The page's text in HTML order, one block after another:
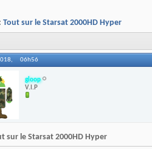
Tout sur le Starsat 2000HD Hyper
06h56
gloop
V.I.P
sur le Starsat 2000HD Hyper